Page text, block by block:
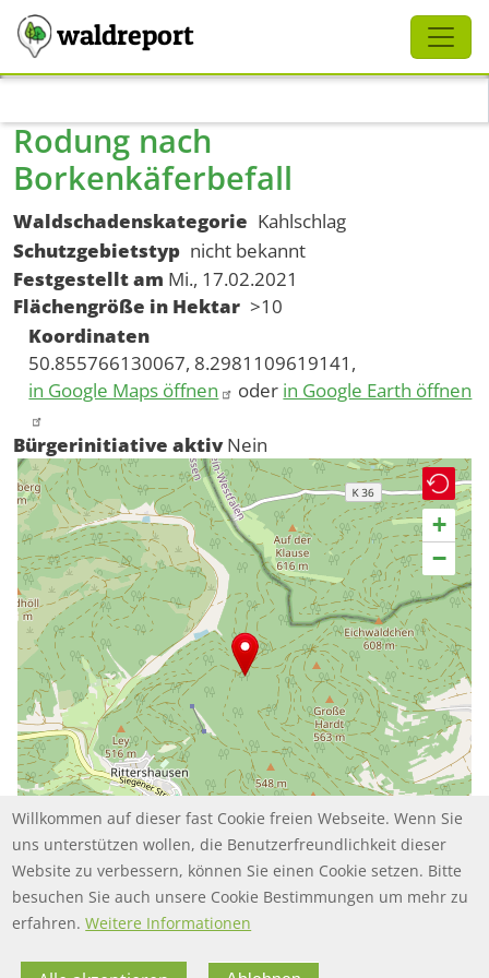
waldreport
Rodung nach
Borkenkäferbefall
Waldschadenskategorie Kahlschlag
Schutzgebietstyp nicht bekannt
Festgestellt am Mi., 17.02.2021
Flächengröße in Hektar >10
Koordinaten
50.855766130067, 8.2981109619141,
in Google Maps öffnen
oder in Google Earth öffnen
Bürgerinitiative aktiv Nein
+
−
Schliessen
Willkommen auf dieser fast Cookie freien Webseite. Wenn Sie
uns unterstützen wollen, die Benutzerfreundlichkeit dieser
Website zu verbessern, können Sie einen Cookie setzen. Bitte
besuchen Sie auch unsere Cookie Bestimmungen um mehr zu
erfahren. Weitere Informationen